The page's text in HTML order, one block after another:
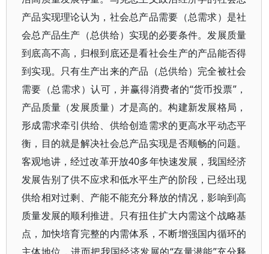
产品实现理论认为，社会总产品需要（总需求）是社
会总产品生产（总供给）实现的必要条件。发展质量
到底高不高，归根到底还是看社会生产的产品能否得
到实现。只有生产出来的产品（总供给）完全被社会
需要（总需求）认可，并赢得消费者的“货币投票”，
产品质量（发展质量）才是高的。构建新发展格局，
形成需求牵引供给、供给创造需求的更高水平动态平
衡，目的就是解决社会总产品实现是否顺畅的问题。
客观地讲，经过改革开放40多年快速发展，我国经济
发展告别了供不应求和低水平生产的阶段，已经出现
供给相对过剩、产能不能充分释放的情况，影响到高
质量发展的顺利推进。只有扭住扩大内需这个战略基
点，加快培育完整的内需体系，不断增强国内循环的